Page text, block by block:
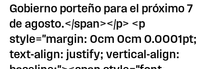
Gobierno porteño para el próximo 7
de agosto.</span></p> <p
style="margin: 0cm 0cm 0.0001pt;
text-align: justify; vertical-align: